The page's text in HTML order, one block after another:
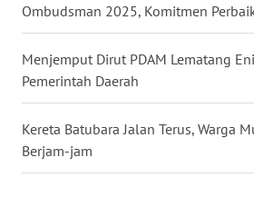
Ombudsman 2025, Komitmen
Menjemput Dirut PDAM Lematang
Pemerintah Daerah
Kereta Batubara Jalan Terus, Warga
Berjam-jam
BINTAN
WN
MANDALIKA
WN
LIKUPANG